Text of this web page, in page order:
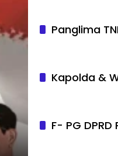
Panglima
Kapolda &
F- PG DPRD